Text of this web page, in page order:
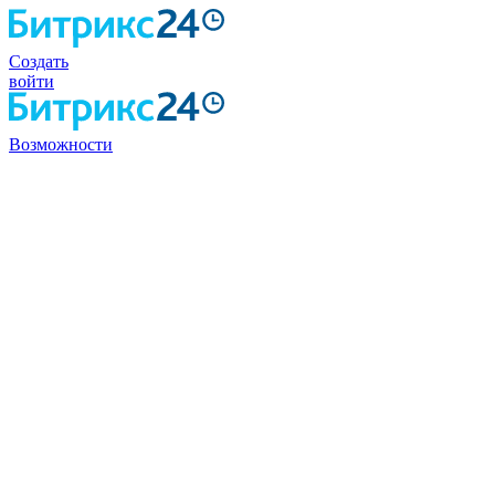
Создать
войти
Возможности